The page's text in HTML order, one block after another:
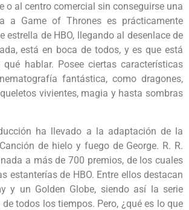
o al centro comercial sin conseguirse una
a Game of Thrones es prácticamente
estrella de HBO, llegando al desenlace de
está en boca de todos, y es que está
hablar. Posee ciertas características
fantástica, como dragones,
vivientes, magia y hasta sombras
ha llevado a la adaptación de la
de hielo y fuego de George. R. R.
a más de 700 premios, de los cuales
estanterías de HBO. Entre ellos destacan
y un Golden Globe, siendo así la serie
todos los tiempos. Pero, ¿qué es lo que